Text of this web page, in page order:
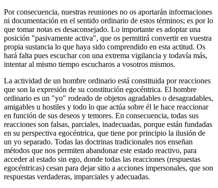
Por consecuencia, nuestras reuniones no os aportarán informaciones
ni documentación en el sentido ordinario de estos términos; es por lo
que tomar notas es desaconsejado. Lo importante es adoptar una
posición "pasivamente activa", que os permitirá convertir en vuestra
propia sustancia lo que haya sido comprendido en esta actitud. Os
hará falta pues escuchar con una extrema vigilancia y todavía más,
intentar al mismo tiempo escucharos a vosotros mismos.
La actividad de un hombre ordinario está constituida por reacciones
que son la expresión de su constitución egocéntrica. El hombre
ordinario es un "yo" rodeado de objetos agradables o desagradables,
amigables u hostiles y todo lo que actúa sobre él le hace reaccionar
en función de sus deseos y temores. En consecuencia, todas sus
reacciones son falsas, parciales, inadecuadas, porque están fundadas
en su perspectiva egocéntrica, que tiene por principio la ilusión de
un yo separado. Todas las doctrinas tradicionales nos enseñan
métodos que nos permiten abandonar este estado reactivo, para
acceder al estado sin ego, donde todas las reacciones (respuestas
egocéntricas) cesan para dejar sitio a acciones impersonales, que son
respuestas verdaderas, imparciales y adecuadas.